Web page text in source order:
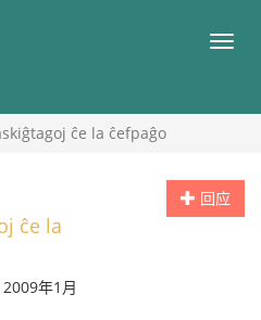
目
ĉe la ĉefpaĝo
回应
ĉe la
2009年1月